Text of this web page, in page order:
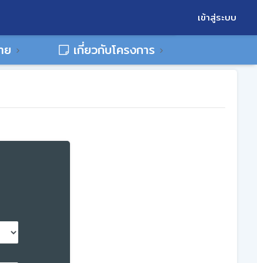
เข้าสู่ระบบ
ย
เกี่ยวกับโครงการ